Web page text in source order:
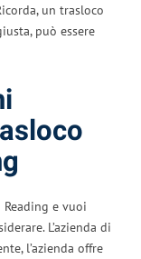
un trasloco
può essere
e vuoi
L’azienda di
l’azienda offre